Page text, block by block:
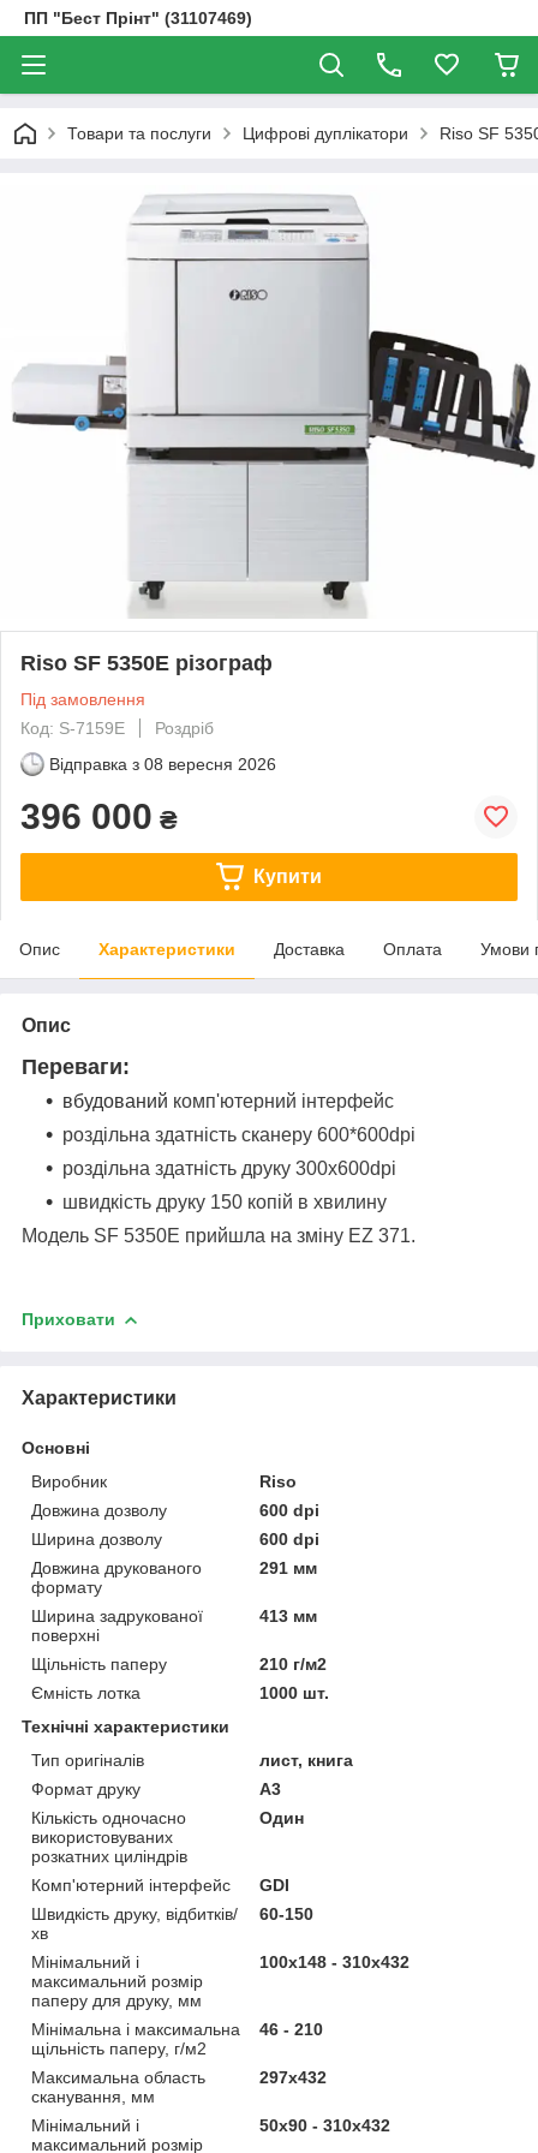
ПП "Бест Прінт" (31107469)
Товари та послуги Цифрові дуплікатори Riso SF
Riso SF 5350E різограф
Під замовлення
Код: S-7159E
Роздріб
Відправка з 08 вересня 2026
396 000 ₴
Купити
Опис Характеристики Доставка Оплата Умови
Опис
Переваги:
вбудований комп'ютерний інтерфейс
роздільна здатність сканеру 600*600dpi
роздільна здатність друку 300x600dpi
швидкість друку 150 копій в хвилину
Модель SF 5350E прийшла на зміну EZ 371.
Приховати
Характеристики
Основні
Виробник
Riso
Довжина дозволу
600 dpi
Ширина дозволу
600 dpi
Довжина друкованого
формату
291 мм
Ширина задрукованої
поверхні
413 мм
Щільність паперу
210 г/м2
Ємність лотка
1000 шт.
Технічні характеристики
Тип оригіналів
лист, книга
Формат друку
А3
Кількість одночасно
використовуваних
розкатних циліндрів
Один
Комп'ютерний інтерфейс
GDI
Швидкість друку, відбитків/
хв
60-150
Мінімальний і
максимальний розмір
паперу для друку, мм
100х148 - 310х432
Мінімальна і максимальна
щільність паперу, г/м2
46 - 210
Максимальна область
сканування, мм
297х432
Мінімальний і
максимальний розмір
50х90 - 310х432